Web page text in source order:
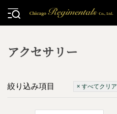
アクセサリー
絞り込み項目 × すべてクリア